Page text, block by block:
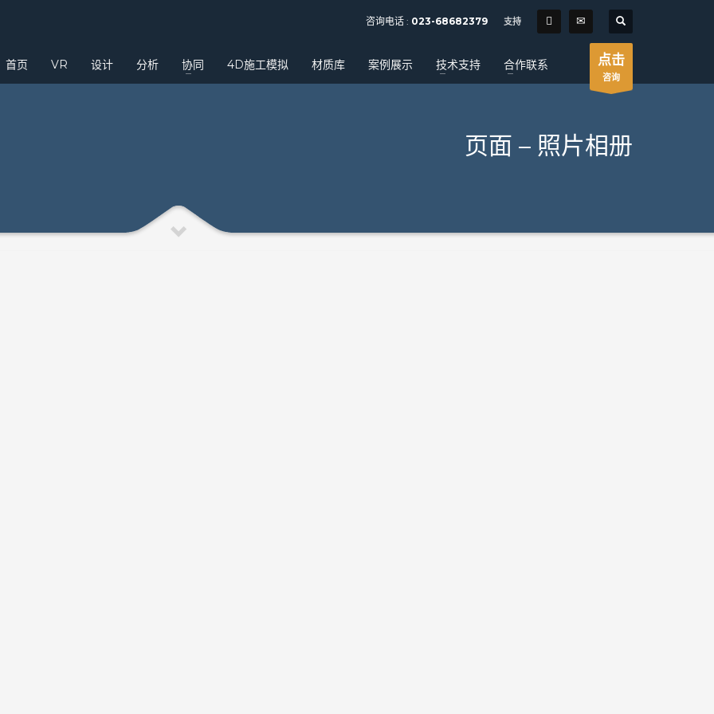
SHOWROOM HOURS
Sat - 9:00AM-5:00PM
Sundays by appointment only!
咨询电话 : 023-68682379 支持
首页 VR 设计 分析 协同 4D施工模拟 材质库 案例展示 技术支持 合作联系 点击
咨询
页面 – 照片相册